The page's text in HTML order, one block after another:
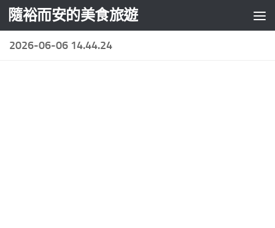
Skip to content
隨裕而安的美食旅遊
2026-06-06 14.44.24